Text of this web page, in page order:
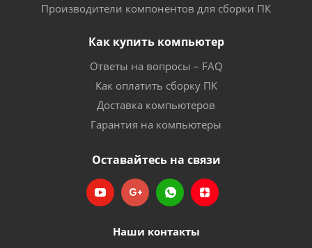
Производители компонентов для сборки ПК
Как купить компьютер
Ответы на вопросы – FAQ
Как оплатить сборку ПК
Доставка компьютеров
Гарантия на компьютеры
Оставайтесь на связи
Наши контакты